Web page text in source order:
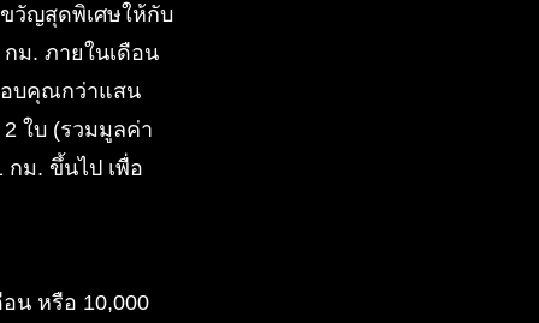
วัญสุดพิเศษให้กับ
ม. ภายในเดือน
อบคุณกว่าแสน
ใบ (รวมมูลค่า
กม. ขึ้นไป เพื่อ
น หรือ 10,000